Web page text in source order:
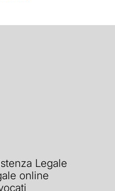
Legale
online